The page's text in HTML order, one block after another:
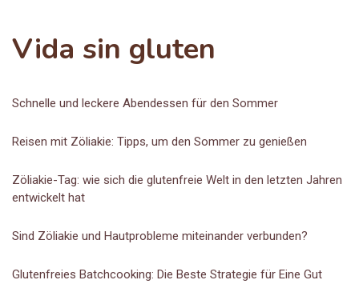
Vida sin gluten
Schnelle und leckere Abendessen für den Sommer
Reisen mit Zöliakie: Tipps, um den Sommer zu genießen
Zöliakie-Tag: wie sich die glutenfreie Welt in den letzten Jahren
entwickelt hat
Sind Zöliakie und Hautprobleme miteinander verbunden?
Glutenfreies Batchcooking: Die Beste Strategie für Eine Gut